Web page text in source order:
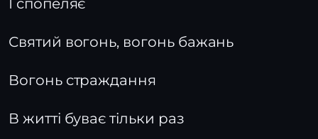
І спопеляє
Святий вогонь, вогонь бажань
Вогонь страждання
В житті буває тільки раз